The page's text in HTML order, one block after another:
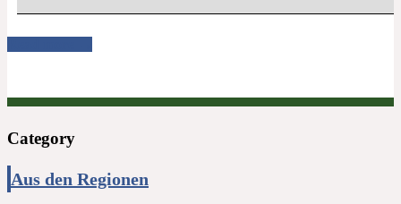
Category
Aus den Regionen